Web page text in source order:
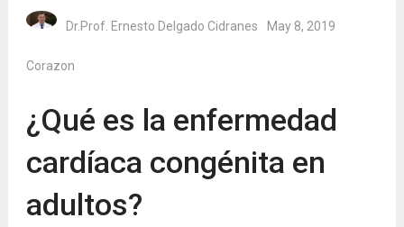
Dr.Prof. Ernesto Delgado Cidranes May 8, 2019
Corazon
¿Qué es la enfermedad
cardíaca congénita en
adultos?